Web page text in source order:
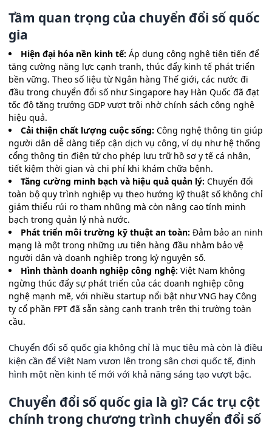
Tầm quan trọng của chuyển đổi số quốc
gia
Hiện đại hóa nền kinh tế: Áp dụng công nghệ tiên tiến để
tăng cường năng lực cạnh tranh, thúc đẩy kinh tế phát triển
bền vững. Theo số liệu từ Ngân hàng Thế giới, các nước đi
đầu trong chuyển đổi số như Singapore hay Hàn Quốc đã đạt
tốc độ tăng trưởng GDP vượt trội nhờ chính sách công nghệ
hiệu quả.
Cải thiện chất lượng cuộc sống: Công nghệ thông tin giúp
người dân dễ dàng tiếp cận dịch vụ công, ví dụ như hệ thống
cổng thông tin điện tử cho phép lưu trữ hồ sơ y tế cá nhân,
tiết kiệm thời gian và chi phí khi khám chữa bệnh.
Tăng cường minh bạch và hiệu quả quản lý: Chuyển đổi
toàn bộ quy trình nghiệp vụ theo hướng kỹ thuật số không chỉ
giảm thiểu rủi ro tham nhũng mà còn nâng cao tính minh
bạch trong quản lý nhà nước.
Phát triển môi trường kỹ thuật an toàn: Đảm bảo an ninh
mạng là một trong những ưu tiên hàng đầu nhằm bảo vệ
người dân và doanh nghiệp trong kỷ nguyên số.
Hình thành doanh nghiệp công nghệ: Việt Nam không
ngừng thúc đẩy sự phát triển của các doanh nghiệp công
nghệ mạnh mẽ, với nhiều startup nổi bật như VNG hay Công
ty cổ phần FPT đã sẵn sàng cạnh tranh trên thị trường toàn
cầu.
Chuyển đổi số quốc gia không chỉ là mục tiêu mà còn là điều
kiện cần để Việt Nam vươn lên trong sân chơi quốc tế, định
hình một nền kinh tế mới với khả năng sáng tạo vượt bậc.
Chuyển đổi số quốc gia là gì? Các trụ cột
chính trong chương trình chuyển đổi số